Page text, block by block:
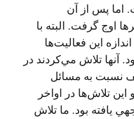
اما پس از آن
اوج گرفت. البته با
اين فعاليت‌ها
آنها تلاش مي‌كردند در
نسبت به مسائل
تلاش‌ها در اواخر
يافته بود. ما تلاش